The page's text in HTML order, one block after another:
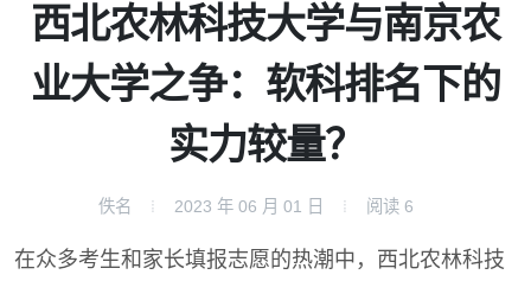
西北农林科技大学与南京农
业大学之争：软科排名下的
实力较量？
佚名 2023 年 06 月 01 日 阅读 6
在众多考生和家长填报志愿的热潮中，西北农林科技